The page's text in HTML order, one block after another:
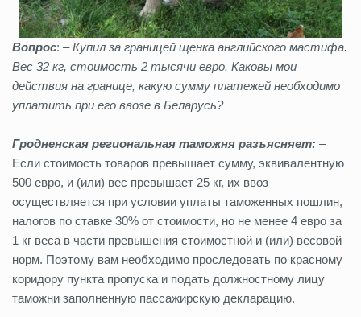
Вопрос: –Купил за границей щенка английского мастифа.
Вес 32 кг, стоимость 2 тысячи евро. Каковы мои
действия на границе, какую сумму платежей необходимо
уплатить при его ввозе в Беларусь?
Гродненская региональная таможня разъясняет: –
Если стоимость товаров превышает сумму, эквивалентную
500 евро, и (или) вес превышает 25 кг, их ввоз
осуществляется при условии уплаты таможенных пошлин,
налогов по ставке 30% от стоимости, но не менее 4 евро за
1 кг веса в части превышения стоимостной и (или) весовой
норм. Поэтому вам необходимо проследовать по красному
коридору пункта пропуска и подать должностному лицу
таможни заполненную пассажирскую декларацию.